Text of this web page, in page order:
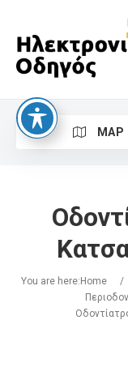
MAP
You are here: Home /